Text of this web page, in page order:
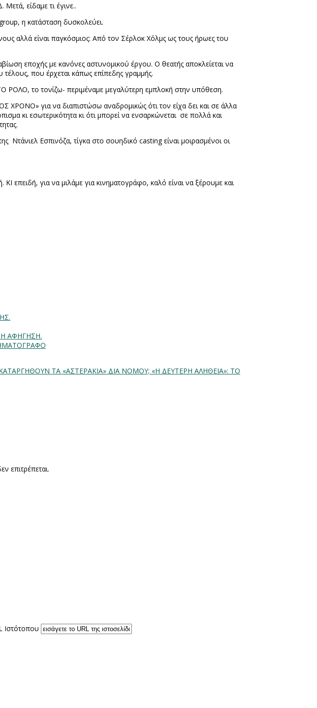
είδαμε τι έγινε..
group, η κατάσταση δυσκολεύει.
αλλά είναι παγκόσμιος: Από τον Σέρλοκ Χόλμς ως τους ήρωες του
εποχής με κανόνες αστυνομικού έργου. Ο θεατής αποκλείεται να
που έρχεται κάπως επίπεδης γραμμής.
ΡΟΛΟ, το τονίζω- περιμέναμε μεγαλύτερη εμπλοκή στην υπόθεση.
για να διαπιστώσω αναδρομικώς ότι τον είχα δει και σε άλλα
κι εσωτερικότητα κι ότι μπορεί να ενσαρκώνεται σε πολλά και
Ντάνιελ Εσπινόζα, τίγκα στο σουηδικό castingείναι μοιρασμένοι οι
επειδή, για να μιλάμε για κινηματογράφο, καλό είναι να ξέρουμε και
Η ΑΦΗΓΗΣΗ.
ΤΑ «ΑΣΤΕΡΑΚΙΑ» ΔΙΑ ΝΟΜΟΥ; «Η ΔΕΥΤΕΡΗ ΑΛΗΘΕΙΑ»: ΤΟ
επιτρέπεται.
Ιστότοπου